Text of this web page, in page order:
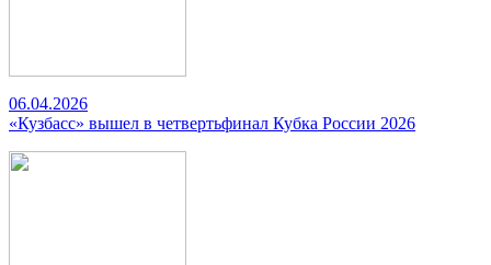
06.04.2026
«Кузбасс» вышел в четвертьфинал Кубка России 2026